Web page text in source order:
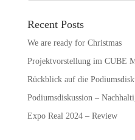
Recent Posts
We are ready for Christmas
Projektvorstellung im CUBE
Rückblick auf die
Podiumsdiskussion –
Expo Real 2024 – Review